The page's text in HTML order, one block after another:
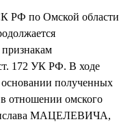
РФ по Омской области
признакам
172 УК РФ. В ходе
основании полученных
в отношении омского
МАЦЕЛЕВИЧА,